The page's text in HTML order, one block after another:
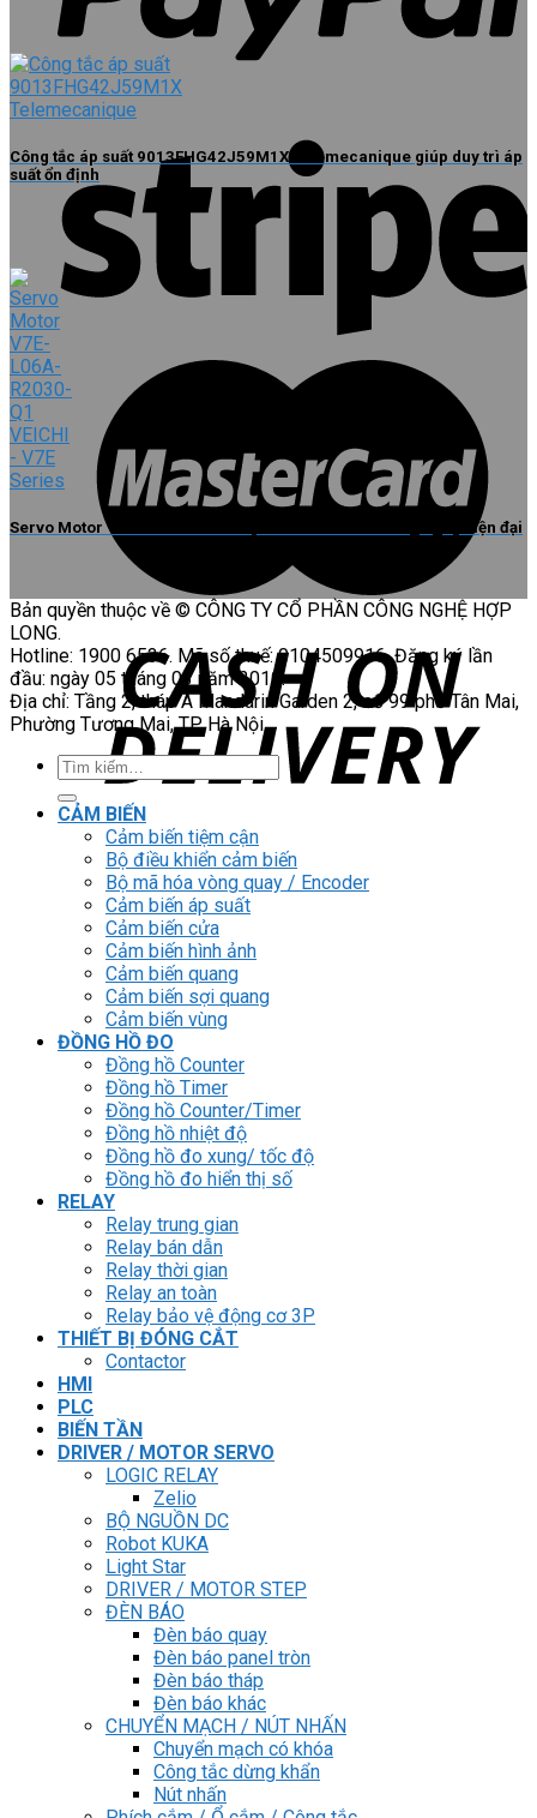
Công tắc áp suất 9013FHG42J59M1X Telemecanique giúp duy trì áp
suất ổn định
Servo Motor V7E-L06A-R2030-Q1 VEICHI sở hữu công nghệ hiện đại
Bản quyền thuộc về © CÔNG TY CỔ PHẦN CÔNG NGHỆ HỢP
LONG.
Hotline: 1900 6536. Mã số thuế: 0104509916. Đăng ký lần
đầu: ngày 05 tháng 03 năm 2010.
Địa chỉ: Tầng 2, tháp A Mandarin Garden 2, số 99 phố Tân Mai,
Phường Tương Mai, TP. Hà Nội.
Tìm
CẢM BIẾN
Cảm biến tiệm cận
Bộ điều khiển cảm biến
Bộ mã hóa vòng quay / Encoder
Cảm biến áp suất
Cảm biến cửa
Cảm biến hình ảnh
Cảm biến quang
Cảm biến sợi quang
Cảm biến vùng
ĐỒNG HỒ ĐO
Đồng hồ Counter
Đồng hồ Timer
Đồng hồ Counter/Timer
Đồng hồ nhiệt độ
Đồng hồ đo xung/ tốc độ
Đồng hồ đo hiển thị số
RELAY
Relay trung gian
Relay bán dẫn
Relay thời gian
Relay an toàn
Relay bảo vệ động cơ 3P
THIẾT BỊ ĐÓNG CẮT
Contactor
HMI
PLC
BIẾN TẦN
DRIVER / MOTOR SERVO
LOGIC RELAY
Zelio
BỘ NGUỒN DC
Robot KUKA
Light Star
DRIVER / MOTOR STEP
ĐÈN BÁO
Đèn báo quay
Đèn báo panel tròn
Đèn báo tháp
Đèn báo khác
CHUYỂN MẠCH / NÚT NHẤN
Chuyển mạch có khóa
Công tắc dừng khẩn
Nút nhấn